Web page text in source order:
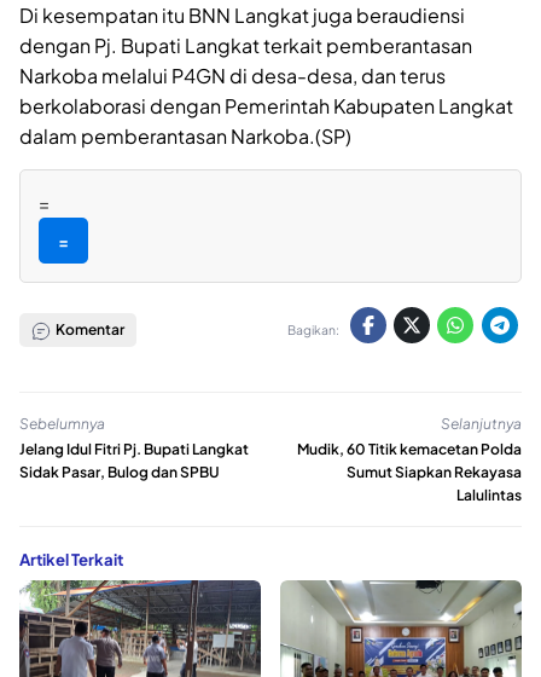
Di kesempatan itu BNN Langkat juga beraudiensi
dengan Pj. Bupati Langkat terkait pemberantasan
Narkoba melalui P4GN di desa-desa, dan terus
berkolaborasi dengan Pemerintah Kabupaten Langkat
dalam pemberantasan Narkoba.(SP)
=
=
Komentar Bagikan:
Sebelumnya
Jelang Idul Fitri Pj. Bupati Langkat
Sidak Pasar, Bulog dan SPBU
Selanjutnya
Mudik, 60 Titik kemacetan Polda
Sumut Siapkan Rekayasa
Lalulintas
Artikel Terkait